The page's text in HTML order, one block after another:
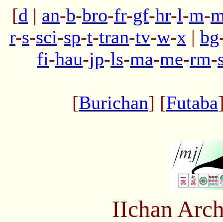
[d | an-b-bro-fr-gf-hr-l-m-
r-s-sci-sp-t-tran-tv-w-x | bg
fi-hau-jp-ls-ma-me-rm-
[Burichan] [Futaba
IIchan